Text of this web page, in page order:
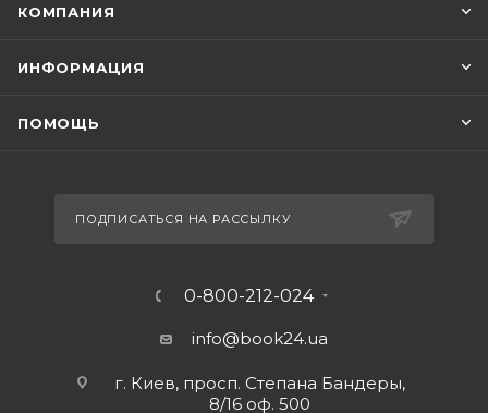
КОМПАНИЯ
ИНФОРМАЦИЯ
ПОМОЩЬ
ПОДПИСАТЬСЯ НА РАССЫЛКУ
0-800-212-024
info@book24.ua
г. Киев, просп. Степана Бандеры,
8/16 оф. 500